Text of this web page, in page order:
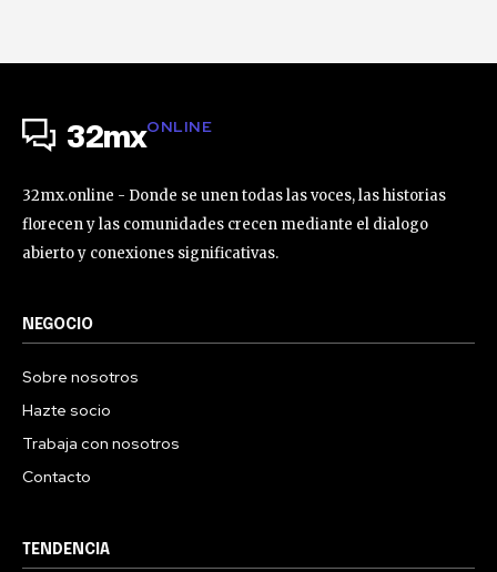
32mxONLINE
32mx.online - Donde se unen todas las voces, las historias
florecen y las comunidades crecen mediante el dialogo
abierto y conexiones significativas.
NEGOCIO
Sobre nosotros
Hazte socio
Trabaja con nosotros
Contacto
TENDENCIA